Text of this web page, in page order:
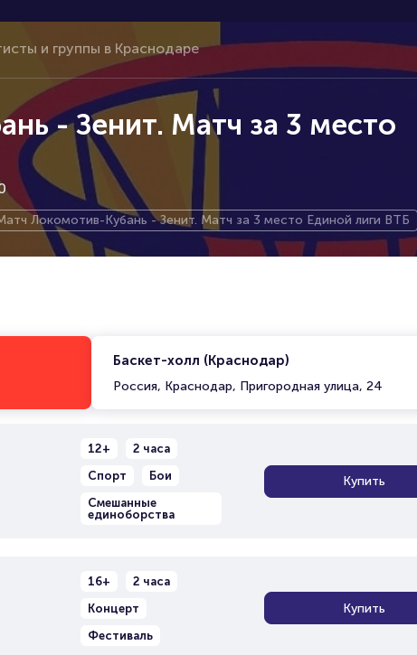
- Зенит. Матч за 3 место
Локомотив-Кубань - Зенит. Матч за 3 место Единой лиги ВТБ
Баскет-холл (Краснодар)
Россия, Краснодар, Пригородная улица, 24
12+
2 часа
Спорт
Бои
Смешанные
единоборства
Купить
16+
2 часа
Концерт
Фестиваль
Купить